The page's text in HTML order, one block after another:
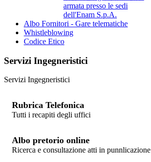
armata presso le sedi
dell'Enam S.p.A.
Albo Fornitori - Gare telematiche
Whistleblowing
Codice Etico
Servizi Ingegneristici
Servizi Ingegneristici
Rubrica Telefonica
Tutti i recapiti degli uffici
Albo pretorio online
Ricerca e consultazione atti in punnlicazione